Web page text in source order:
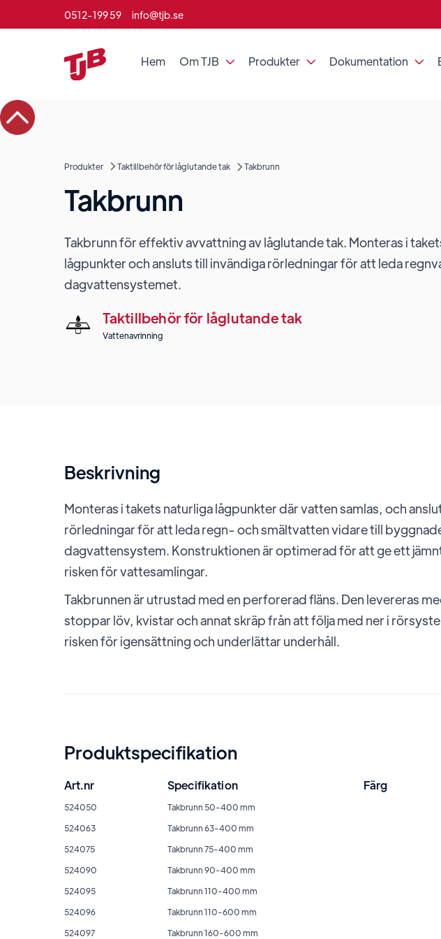
0512-199 59 info@tjb.se
Hem Om TJB  Produkter  Dokumentation 
Produkter Taktillbehör för låglutande tak Takbrunn
Takbrunn
Takbrunn för effektiv avvattning av låglutande tak. Monteras i
lågpunkter och ansluts till invändiga rörledningar för att leda
dagvattensystemet.
Taktillbehör för låglutande tak
Vattenavrinning
Beskrivning
Monteras i takets naturliga lågpunkter där vatten samlas, och
rörledningar för att leda regn- och smältvatten vidare till
dagvattensystem. Konstruktionen är optimerad för att ge ett
risken för vattesamlingar.
Takbrunnen är utrustad med en perforerad fläns. Den levereras
stoppar löv, kvistar och annat skräp från att följa med ner i
risken för igensättning och underlättar underhåll.
Produktspecifikation
Art.nr Specifikation Färg
524050
Takbrunn 50-400 mm
524063
Takbrunn 63-400 mm
524075
Takbrunn 75-400 mm
524090
Takbrunn 90-400 mm
524095
Takbrunn 110-400 mm
524096
Takbrunn 110-600 mm
524097
Takbrunn 160-600 mm